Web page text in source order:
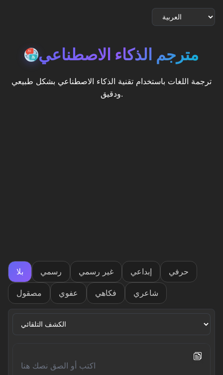
مترجم الذكاء الاصطناعي
ترجمة اللغات باستخدام تقنية الذكاء الاصطناعي بشكل طبيعي
ودقيق.
بلا رسمي غير رسمي إبداعي حرفي
مصقول عفوي فكاهي شاعري